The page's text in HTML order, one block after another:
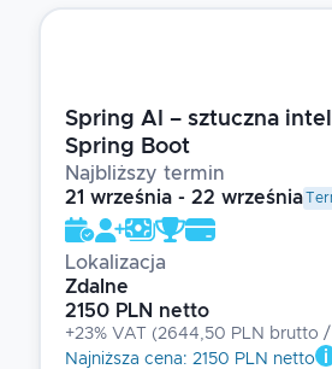
Spring AI – sztuczna
Spring Boot
Najbliższy termin
21 września - 22 września
Lokalizacja
Zdalne
2150 PLN netto
+23% VAT (2644,50 PLN brutto /
Najniższa cena: 2150 PLN netto